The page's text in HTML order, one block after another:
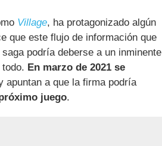
Village, ha protagonizado algún
que este flujo de información que
podría deberse a un inminente
En marzo de 2021 se
apuntan a que la firma podría
juego.